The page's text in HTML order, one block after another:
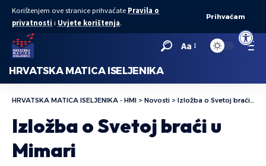
Open
Korištenjem ove stranice prihvaćate Pravila o
privatnosti i Uvjete korištenja.
Prihvaćam
Aa
HRVATSKA MATICA ISELJENIKA
HRVATSKA MATICA ISELJENIKA - HMI > Novosti > Izložba o Svetoj braći u Mimari
Izložba o Svetoj braći u
Mimari